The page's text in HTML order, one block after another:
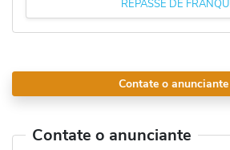
REPASSE DE
Contate o anunciante
Contate o anunciante